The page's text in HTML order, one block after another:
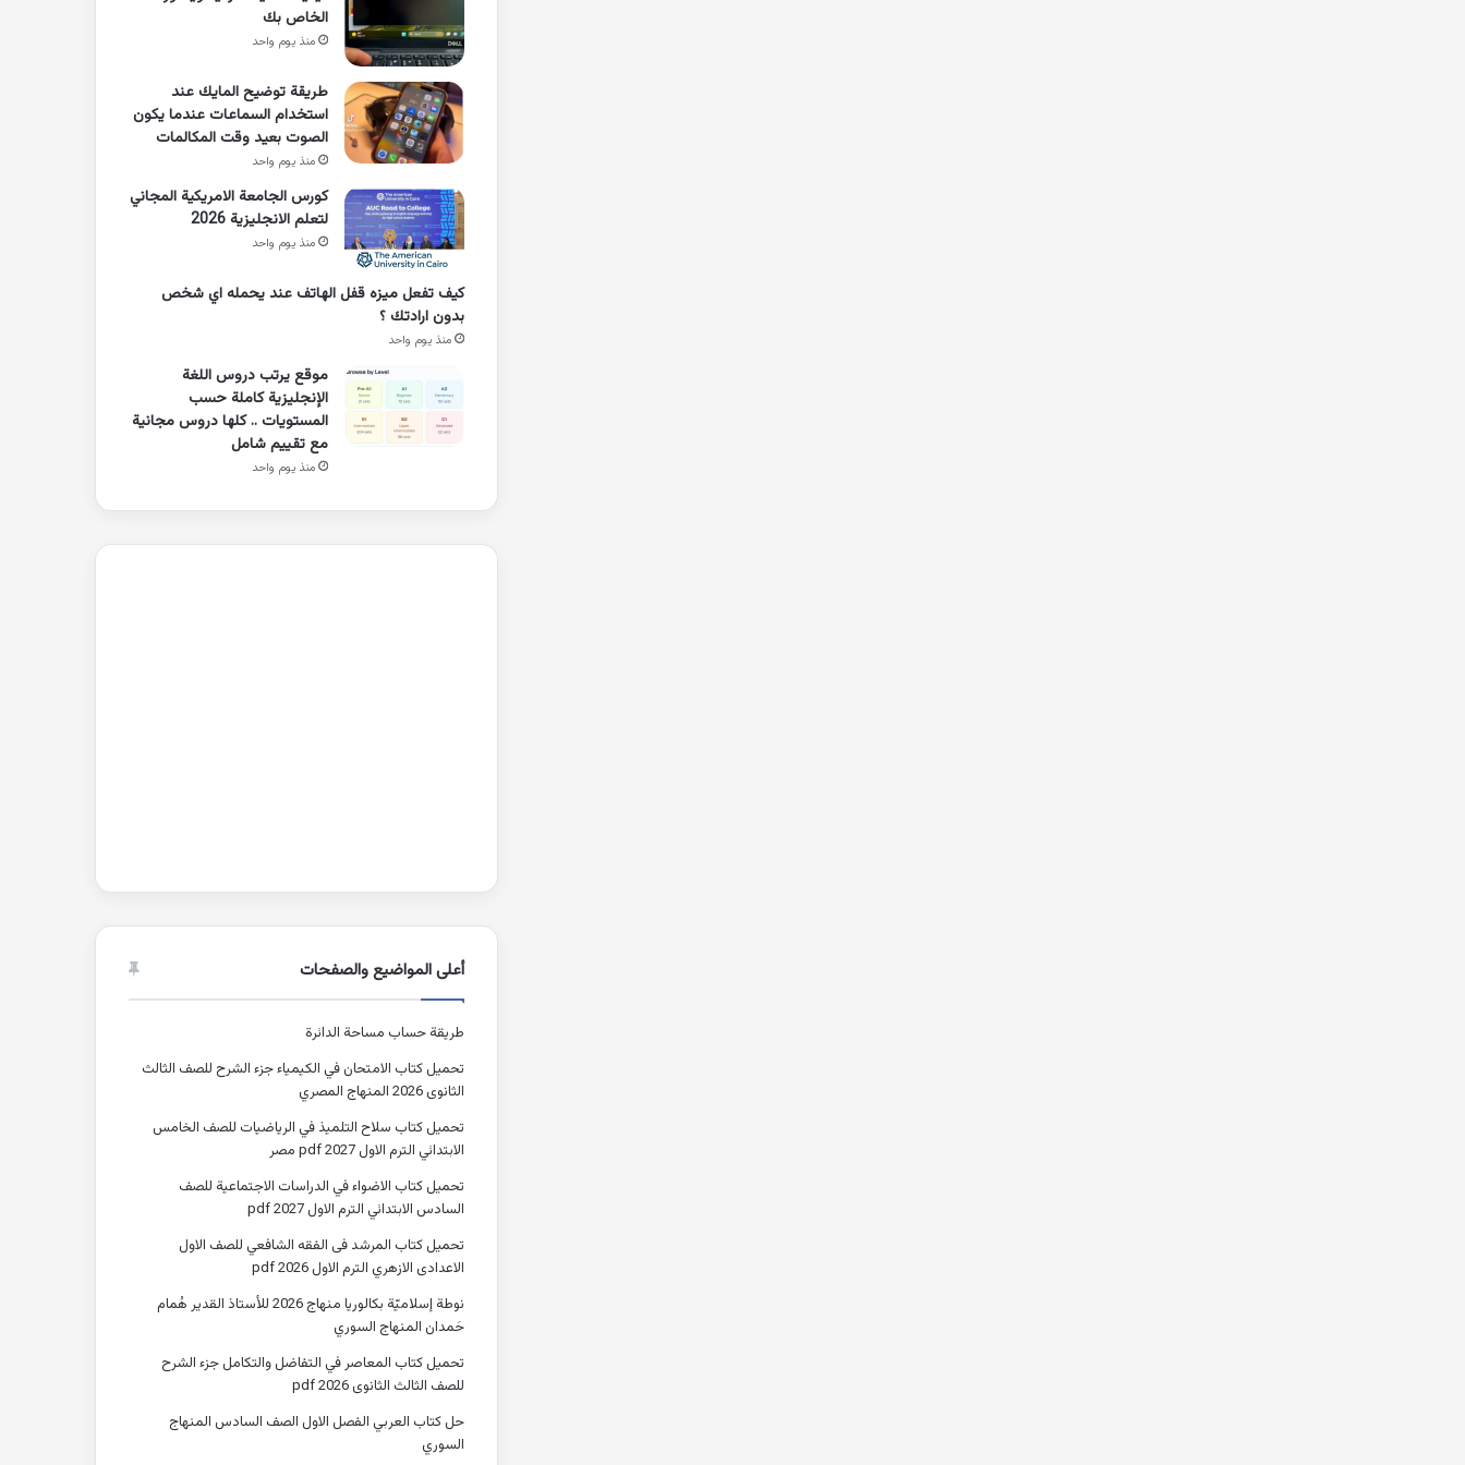
الخاص بك
منذ يوم واحد
طريقة توضيح المايك عند
استخدام السماعات عندما يكون
الصوت بعيد وقت المكالمات
منذ يوم واحد
كورس الجامعة الامريكية المجاني
لتعلم الانجليزية 2026
منذ يوم واحد
كيف تفعل ميزه قفل الهاتف عند يحمله اي شخص
بدون ارادتك ؟
منذ يوم واحد
موقع يرتب دروس اللغة
الإنجليزية كاملة حسب
المستويات .. كلها دروس مجانية
مع تقييم شامل
منذ يوم واحد
أعلى المواضيع والصفحات
طريقة حساب مساحة الدائرة
تحميل كتاب الامتحان في الكيمياء جزء الشرح للصف الثالث
الثانوى 2026 المنهاج المصري
تحميل كتاب سلاح التلميذ في الرياضيات للصف الخامس
الابتدائي الترم الاول 2027 pdf مصر
تحميل كتاب الاضواء في الدراسات الاجتماعية للصف
السادس الابتدائي الترم الاول 2027 pdf
تحميل كتاب المرشد فى الفقه الشافعي للصف الاول
الاعدادى الازهري الترم الاول 2026 pdf
نوطة إسلاميّة بكالوريا منهاج 2026 للأستاذ القدير هُمام
حَمدان المنهاج السوري
تحميل كتاب المعاصر في التفاضل والتكامل جزء الشرح
للصف الثالث الثانوى 2026 pdf
حل كتاب العربي الفصل الاول الصف السادس المنهاج
السوري